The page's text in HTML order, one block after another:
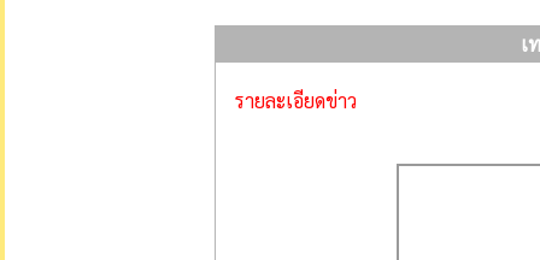
เ
รายละเอียดข่าว